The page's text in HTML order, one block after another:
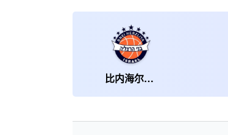
比内海尔兹利亚